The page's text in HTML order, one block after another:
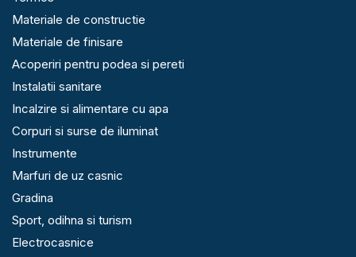
Materiale de constructie
Materiale de finisare
Acoperiri pentru podea si pereti
Instalatii sanitare
Incalzire si alimentare cu apa
Corpuri si surse de iluminat
Instrumente
Marfuri de uz casnic
Gradina
Sport, odihna si turism
Electrocasnice